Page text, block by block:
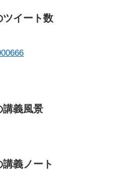
ツイート数
講義風景
義ノート